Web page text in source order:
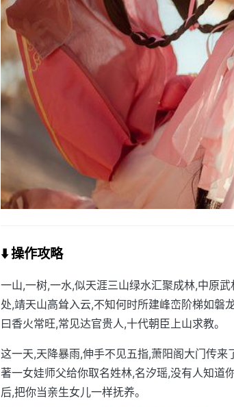
⬇️ 操作攻略
一山,一树,一水,似天涯三山绿水汇聚成林,中原
处,靖天山高耸入云,不知何时所建峰峦阶梯如磐
曰香火常旺,常见达官贵人,十代朝臣上山求教。
这一天,天降暴雨,伸手不见五指,萧阳阁大门传
著一女娃师父给你取名姓林,名汐瑶,没有人知道
后,把你当亲生女儿一样抚养。